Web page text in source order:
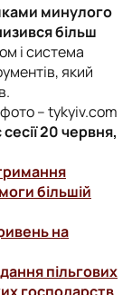
минулого
більш
і система
який
– tykyiv.com
20 червня,
більшій
на
пільгових